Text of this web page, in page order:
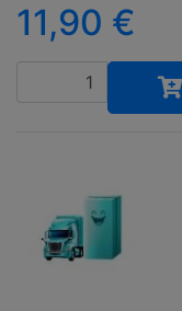
11,90 €
Cantidad